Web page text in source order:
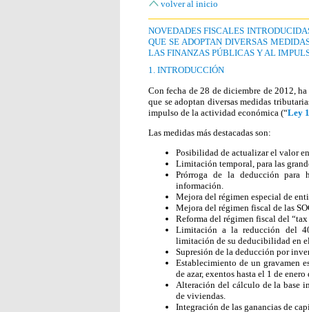
volver al inicio
NOVEDADES FISCALES
QUE SE ADOPTAN DIVERSAS
LAS FINANZAS PÚBLICAS Y AL
1. INTRODUCCIÓN
Con fecha de 28 de diciembre de 2012,
que se adoptan diversas medidas
impulso de la actividad económica (“Ley
Las medidas más destacadas son:
Posibilidad de actualizar el valor
Limitación temporal, para las
Prórroga de la deducción para
información.
Mejora del régimen especial de
Mejora del régimen fiscal de las
Reforma del régimen fiscal del “tax
Limitación a la reducción del
limitación de su deducibilidad en
Supresión de la deducción por
Establecimiento de un gravamen
de azar, exentos hasta el 1 de enero
Alteración del cálculo de la base
de viviendas.
Integración de las ganancias de